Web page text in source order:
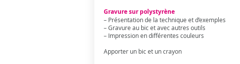
Gravure sur polystyrène
– Présentation de la technique et d’exemples
– Gravure au bic et avec autres outils
– Impression en différentes couleurs
Apporter un bic et un crayon